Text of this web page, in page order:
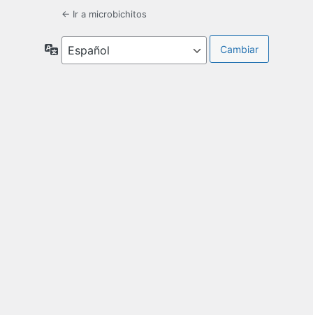
← Ir a microbichitos
Idioma